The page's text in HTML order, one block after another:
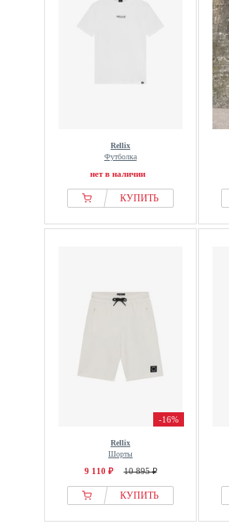
Rellix
Футболка
нет в наличии
КУПИТЬ
-16%
Rellix
Шорты
9 110 ₽ 10 895 ₽
КУПИТЬ